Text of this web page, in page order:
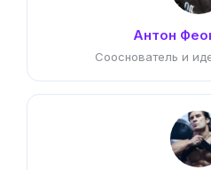
Антон
Сооснователь и